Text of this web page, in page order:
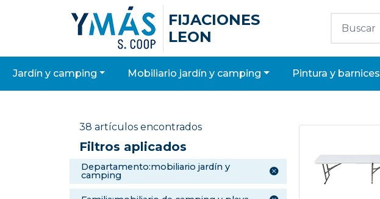
FIJACIONES
LEON
jardín y camping mobiliario jardín y camping pintura y barnices
38 artículos encontrados
Filtros aplicados
departamento:mobiliario jardín y
camping